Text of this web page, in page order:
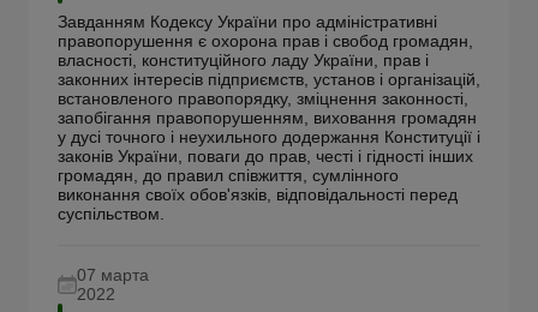
Завданням Кодексу України про адміністративні
правопорушення є охорона прав і свобод громадян,
власності, конституційного ладу України, прав і
законних інтересів підприємств, установ і організацій,
встановленого правопорядку, зміцнення законності,
запобігання правопорушенням, виховання громадян
у дусі точного і неухильного додержання Конституції і
законів України, поваги до прав, честі і гідності інших
громадян, до правил співжиття, сумлінного
виконання своїх обов'язків, відповідальності перед
суспільством.
07 марта
2022